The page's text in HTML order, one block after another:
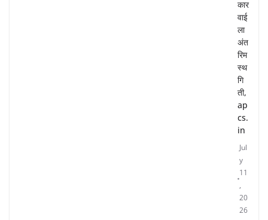
कार
वाई
ला
अंत
रिम
स्थ
गि
ती,
ap
cs.
in
Jul
y
11
,
20
26